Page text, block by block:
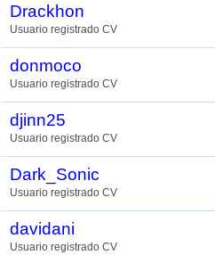
Drackhon
Usuario registrado CV
donmoco
Usuario registrado CV
djinn25
Usuario registrado CV
Dark_Sonic
Usuario registrado CV
davidani
Usuario registrado CV